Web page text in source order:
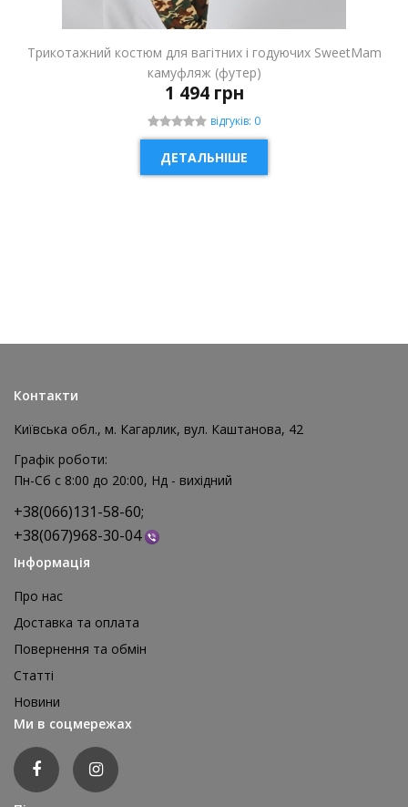
Трикотажний костюм для вагітних і годуючих SweetMam
камуфляж (футер)
1 494 грн
відгуків: 0
ДЕТАЛЬНІШЕ
Реквізит для аніматора Мішки для стрибків, 4 шт
Контакти
Київська обл., м. Кагарлик, вул. Каштанова, 42
Графік роботи:
Пн-Сб с 8:00 до 20:00, Нд - вихідний
+38(066)131-58-60;
+38(067)968-30-04
Інформація
Про нас
Доставка та оплата
Повернення та обмін
Статті
Новини
Ми в соцмережах